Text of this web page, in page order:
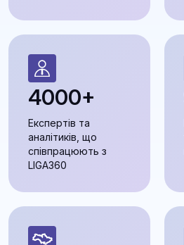
4000+
Експертів та
аналітиків, що
співпрацюють з
LIGA360